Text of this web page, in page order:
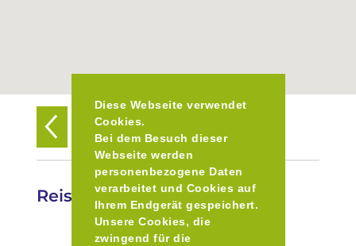
Diese Webseite verwendet
Cookies.
Bei dem Besuch dieser
Webseite werden
personenbezogene Daten
verarbeitet und Cookies auf
Ihrem Endgerät gespeichert.
Unsere Cookies, die
zwingend für die
Zurück zur Übersicht
Reischlhof